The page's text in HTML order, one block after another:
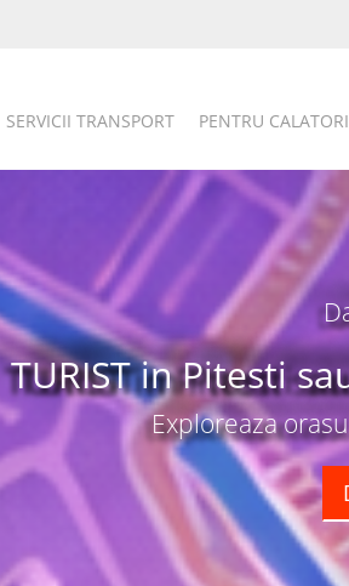
SERVICII TRANSPORT PENTRU CALATORI
de vanzare si
Automate
Amplasare